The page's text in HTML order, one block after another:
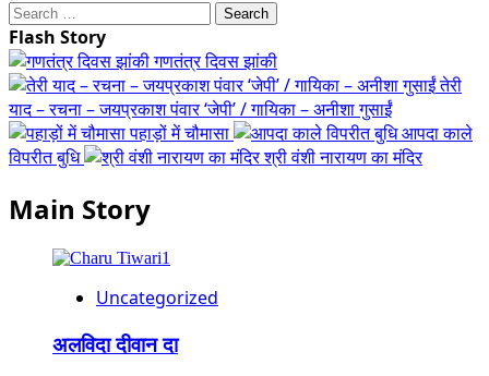
Search
for:
Flash Story
गणतंत्र दिवस झांकी
तेरी
याद – रचना – जयप्रकाश पंवार ‘जेपी’ / गायिका – अनीशा गुसाईं
पहाड़ों में चौमासा
आपदा काले
विपरीत बुधि
श्री वंशी नारायण का मंदिर
Main Story
Uncategorized
अलविदा दीवान दा